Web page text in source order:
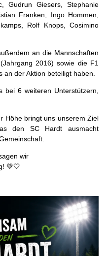
Gudrun Giesers, Stephanie
Franken, Ingo Hommen,
Rolf Knops, Cosimino
an die Mannschaften
2016) sowie die F1
der Aktion beteiligt haben.
bei 6 weiteren Unterstützern,
Höhe bringt uns unserem Ziel
den SC Hardt ausmacht
wir
💚🤍